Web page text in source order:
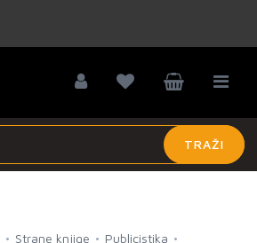
TRAŽI
Strane knjige Publicistika